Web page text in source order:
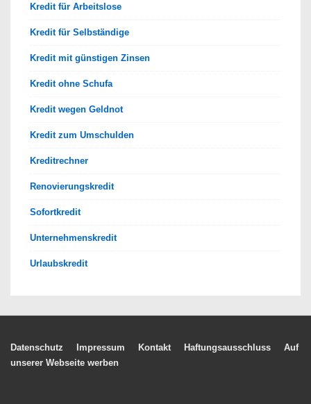
Kredit für Arbeitslose
Kredit für Selbständige
Kredit mit günstigen Zinsen
Kredit ohne Schufa
Kredit wegen Geldnot
Kredit zum Umschulden
Kreditrechner
Renovierungskredit
Sofortkredit
Unternehmenskredit
Urlaubskredit
Footer-
Datenschutz Impressum Kontakt Haftungsausschluss
Auf
unserer Webseite werben